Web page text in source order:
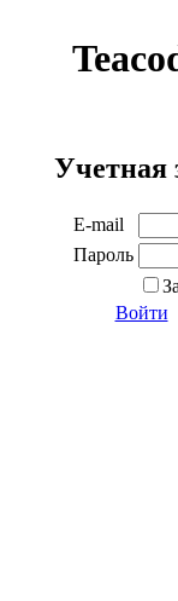
Учетная
E-mail
Пароль
Войти